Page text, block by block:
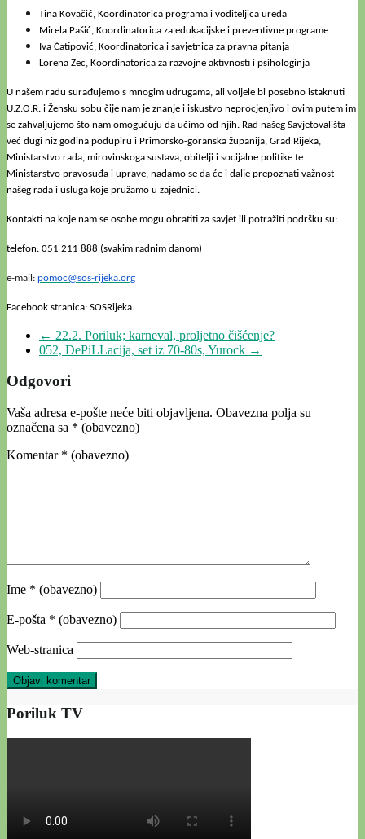
Tina Kovačić, Koordinatorica programa i voditeljica ureda
Mirela Pašić, Koordinatorica za edukacijske i preventivne programe
Iva Čatipović, Koordinatorica i savjetnica za pravna pitanja
Lorena Zec, Koordinatorica za razvojne aktivnosti i psihologinja
U našem radu surađujemo s mnogim udrugama, ali voljele bi posebno istaknuti
U.Z.O.R. i Žensku sobu čije nam je znanje i iskustvo neprocjenjivo i ovim putem im
se zahvaljujemo što nam omogućuju da učimo od njih. Rad našeg Savjetovališta
već dugi niz godina podupiru i Primorsko-goranska županija, Grad Rijeka,
Ministarstvo rada, mirovinskoga sustava, obitelji i socijalne politike te
Ministarstvo pravosuđa i uprave, nadamo se da će i dalje prepoznati važnost
našeg rada i usluga koje pružamo u zajednici.
Kontakti na koje nam se osobe mogu obratiti za savjet ili potražiti podršku su:
telefon: 051 211 888 (svakim radnim danom)
e-mail: pomoc@sos-rijeka.org
Facebook stranica: SOSRijeka.
← 22.2. Poriluk; karneval, proljetno čišćenje?
052, DePiLLacija, set iz 70-80s, Yurock →
Odgovori
Vaša adresa e-pošte neće biti objavljena. Obavezna polja su
označena sa * (obavezno)
Komentar * (obavezno)
Ime * (obavezno)
E-pošta * (obavezno)
Web-stranica
Poriluk TV